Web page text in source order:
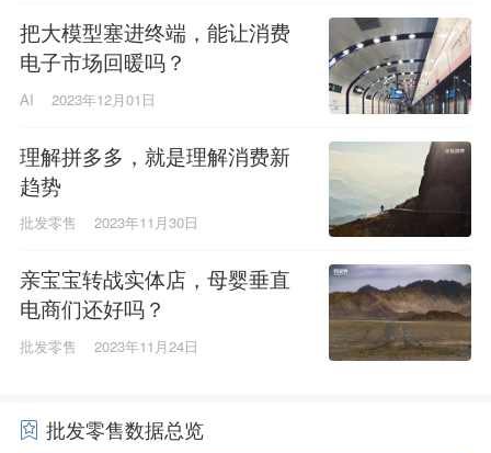
把大模型塞进终端，能让消费
电子市场回暖吗？
AI 2023年12月01日
理解拼多多，就是理解消费新
趋势
批发零售 2023年11月30日
亲宝宝转战实体店，母婴垂直
电商们还好吗？
批发零售 2023年11月24日
批发零售数据总览